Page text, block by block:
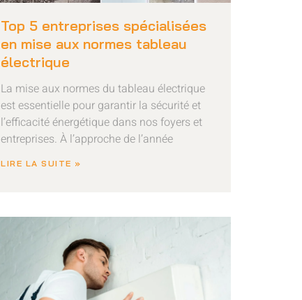
Top 5 entreprises spécialisées
en mise aux normes tableau
électrique
La mise aux normes du tableau électrique
est essentielle pour garantir la sécurité et
l’efficacité énergétique dans nos foyers et
entreprises. À l’approche de l’année
LIRE LA SUITE »